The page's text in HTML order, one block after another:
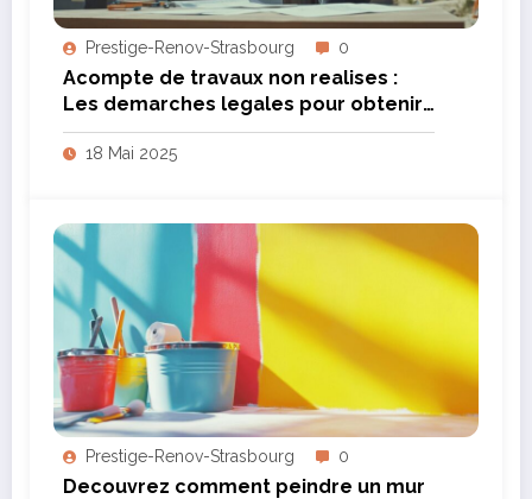
Prestige-Renov-Strasbourg 0
Acompte de travaux non realises :
Les demarches legales pour obtenir
remboursement
18 Mai 2025
Prestige-Renov-Strasbourg 0
Decouvrez comment peindre un mur